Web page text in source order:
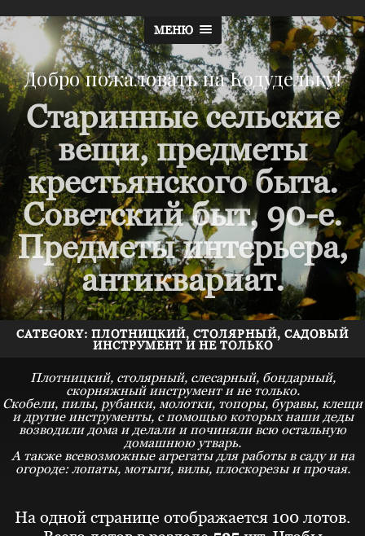
МЕНЮ
Добро пожаловать на Кодудельку!
Старинные сельские
вещи, предметы
крестьянского быта.
Советский быт, 90-е.
Предметы интерьера,
антиквариат.
CATEGORY: ПЛОТНИЦКИЙ, СТОЛЯРНЫЙ, САДОВЫЙ
ИНСТРУМЕНТ И НЕ ТОЛЬКО
Плотницкий, столярный, слесарный, бондарный,
скорняжный инструмент и не только.
Скобели, пилы, рубанки, молотки, топоры, буравы, клещи
и другие инструменты, с помощью которых наши деды
возводили дома и делали и починяли всю остальную
домашнюю утварь.
А также всевозможные агрегаты для работы в саду и на
огороде: лопаты, мотыги, вилы, плоскорезы и прочая.
На одной странице отображается 100 лотов.